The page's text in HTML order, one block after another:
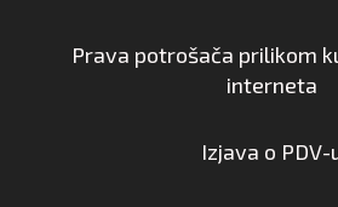
Prava potrošača prilikom
interneta
Izjava o PDV-